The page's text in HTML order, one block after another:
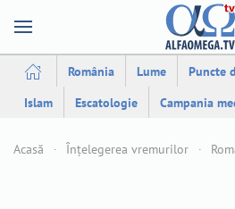
România Lume Puncte
Islam
Escatologie Campania
Acasă Înțelegerea vremurilor